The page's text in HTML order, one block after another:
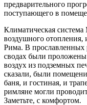
предварительного
поступающего в
Климатическая
воздушного отопления,
Рима. В прославленных
сводах были
воздух из подземных
сказали, были
баня, и гостиная, и
римляне могли
Заметьте, с комфортом.